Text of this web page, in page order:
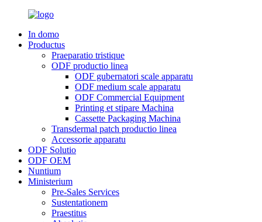
In domo
Productus
Praeparatio tristique
ODF productio linea
ODF gubernatori scale apparatu
ODF medium scale apparatu
ODF Commercial Equipment
Printing et stipare Machina
Cassette Packaging Machina
Transdermal patch productio linea
Accessorie apparatu
ODF Solutio
ODF OEM
Nuntium
Ministerium
Pre-Sales Services
Sustentationem
Praestitus